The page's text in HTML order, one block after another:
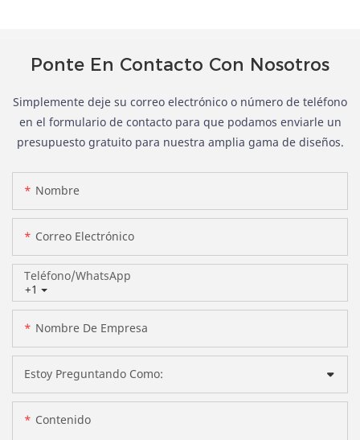
Ponte En Contacto Con Nosotros
Simplemente deje su correo electrónico o número de teléfono
en el formulario de contacto para que podamos enviarle un
presupuesto gratuito para nuestra amplia gama de diseños.
Nombre
Correo Electrónico
+1
Teléfono/WhatsApp
Nombre De Empresa
Estoy Preguntando Como:
Contenido